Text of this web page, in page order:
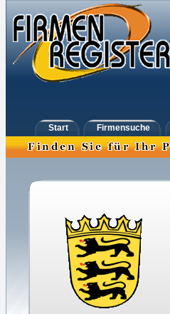
Start Firmensuche